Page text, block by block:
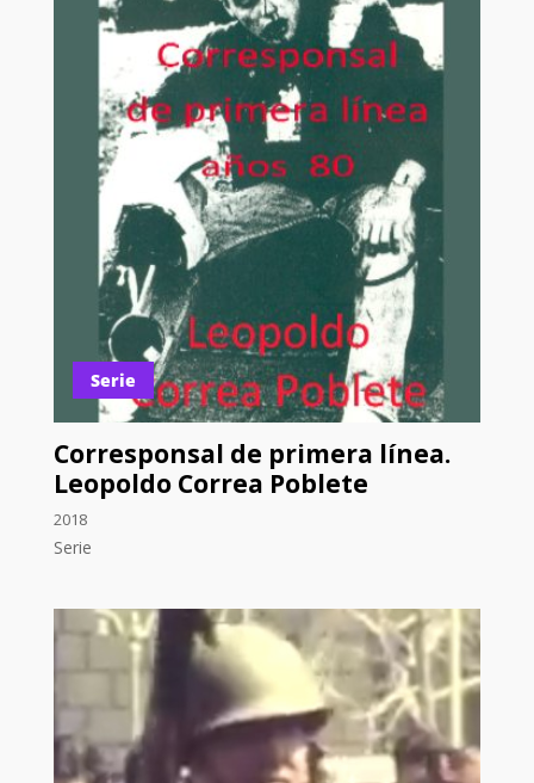
Serie
Corresponsal de primera línea.
Leopoldo Correa Poblete
2018
Serie